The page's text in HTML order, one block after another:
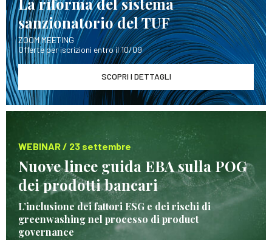
sanzionatorio del TUF
ZOOM MEETING
Offerte per iscrizioni entro il 10/09
SCOPRI I DETTAGLI
WEBINAR / 23 settembre
Nuove linee guida EBA sulla POG
dei prodotti bancari
L’inclusione dei fattori ESG e dei rischi di
greenwashing nel processo di product
governance